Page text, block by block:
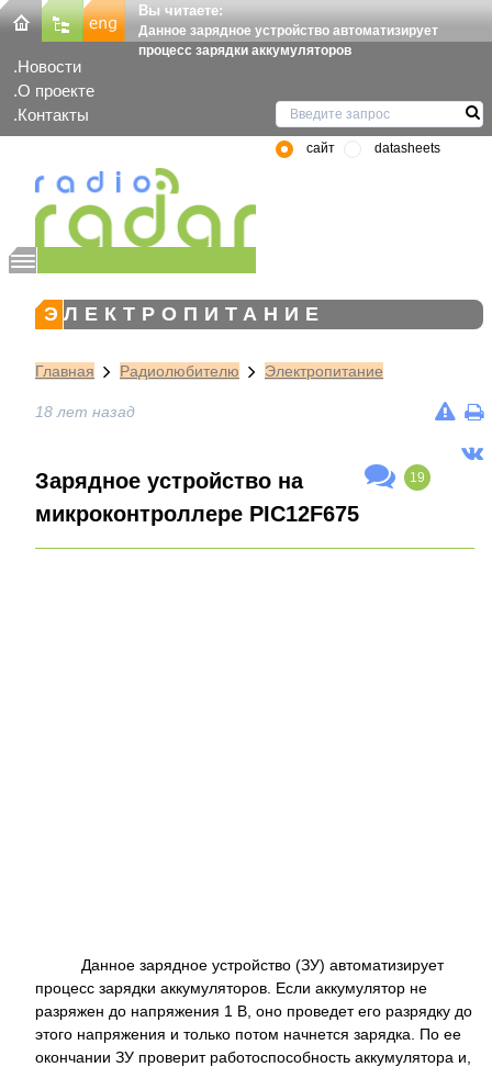
Вы читаете:
Данное зарядное устройство автоматизирует
процесс зарядки аккумуляторов
Новости
О проекте
Контакты
сайт datasheets
ЭЛЕКТРОПИТАНИЕ
Главная Радиолюбителю Электропитание
18 лет назад
Зарядное устройство на
микроконтроллере PIC12F675
19
Данное зарядное устройство (ЗУ) автоматизирует
процесс зарядки аккумуляторов. Если аккумулятор не
разряжен до напряжения 1 В, оно проведет его разрядку до
этого напряжения и только потом начнется зарядка. По ее
окончании ЗУ проверит работоспособность аккумулятора и,